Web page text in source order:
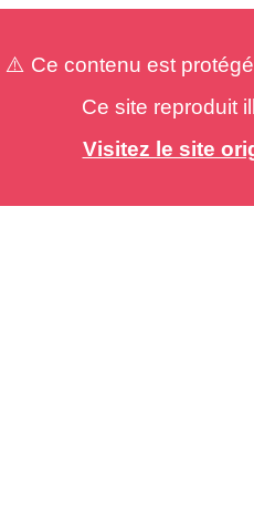
⚠️ Ce contenu est
Ce site reproduit
Visitez le site